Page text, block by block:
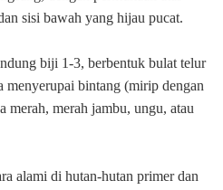
sisi bawah yang hijau pucat.
biji 1-3, berbentuk bulat telur
menyerupai bintang (mirip dengan
merah jambu, ungu, atau
alami di hutan-hutan primer dan